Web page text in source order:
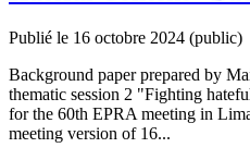
Publié le 16 octobre 2024 (public)
Background paper prepared by
thematic session 2 "Fighting
for the 60th EPRA meeting in
meeting version of 16...